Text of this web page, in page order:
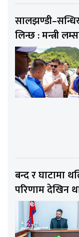
लिन्छ : मन्त्री
बन्द र घाटामा
परिणाम देखिन